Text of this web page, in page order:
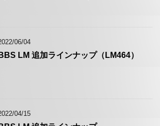
06/04
BBS LM 追加ラインナップ（LM464）
04/15